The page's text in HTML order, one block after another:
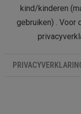
kind/kinderen
gebruiken) .